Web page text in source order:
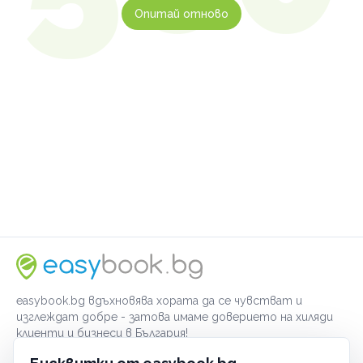
Опитай отново
easybook.bg вдъхновява хората да се чувстват и
изглеждат добре - затова имаме доверието на хиляди
клиенти и бизнеси в България!